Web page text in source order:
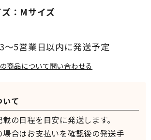
3～5営業日以内に発送予定
：Mサイズ
商品について問い合わせる
いて
の日程を目安に発送します。
合はお支払いを確認後の発送手